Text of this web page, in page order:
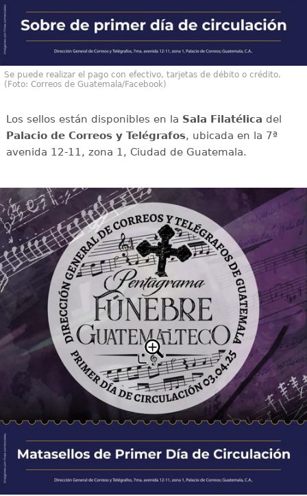
Se puede realizar el pago con efectivo, tarjetas de débito o crédito.
(Foto: Correos de Guatemala/Facebook)
Los sellos están disponibles en la Sala Filatélica del
Palacio de Correos y Telégrafos, ubicada en la 7ª
avenida 12-11, zona 1, Ciudad de Guatemala.